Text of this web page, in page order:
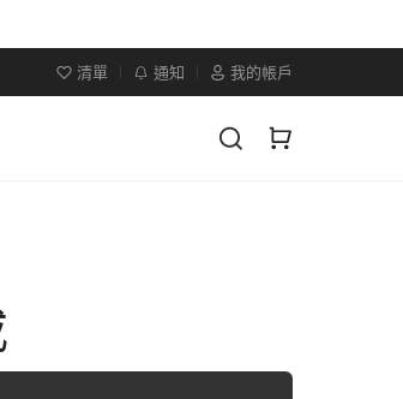
清單 通知 我的帳戶